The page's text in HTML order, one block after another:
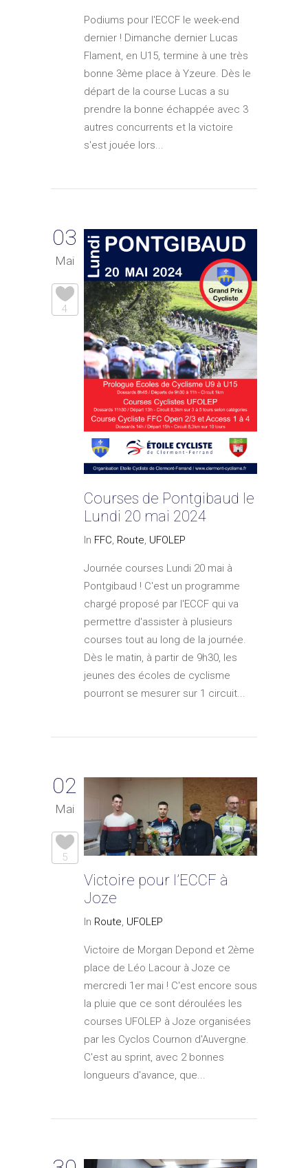
Podiums pour l'ECCF le week-end
dernier ! Dimanche dernier Lucas
Flament, en U15, termine à une très
bonne 3ème place à Yzeure. Dès le
départ de la course Lucas a su
prendre la bonne échappée avec 3
autres concurrents et la victoire
s'est jouée lors...
03
Mai
4
Courses de Pontgibaud le
Lundi 20 mai 2024
In FFC, Route, UFOLEP
Journée courses Lundi 20 mai à
Pontgibaud ! C'est un programme
chargé proposé par l'ECCF qui va
permettre d'assister à plusieurs
courses tout au long de la journée.
Dès le matin, à partir de 9h30, les
jeunes des écoles de cyclisme
pourront se mesurer sur 1 circuit...
02
Mai
5
Victoire pour l’ECCF à
Joze
In Route, UFOLEP
Victoire de Morgan Depond et 2ème
place de Léo Lacour à Joze ce
mercredi 1er mai ! C'est encore sous
la pluie que ce sont déroulées les
courses UFOLEP à Joze organisées
par les Cyclos Cournon d'Auvergne.
C'est au sprint, avec 2 bonnes
longueurs d'avance, que...